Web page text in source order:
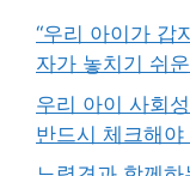
“우리 아이가 갑
자가 놓치기 쉬
우리 아이 사회
반드시 체크해